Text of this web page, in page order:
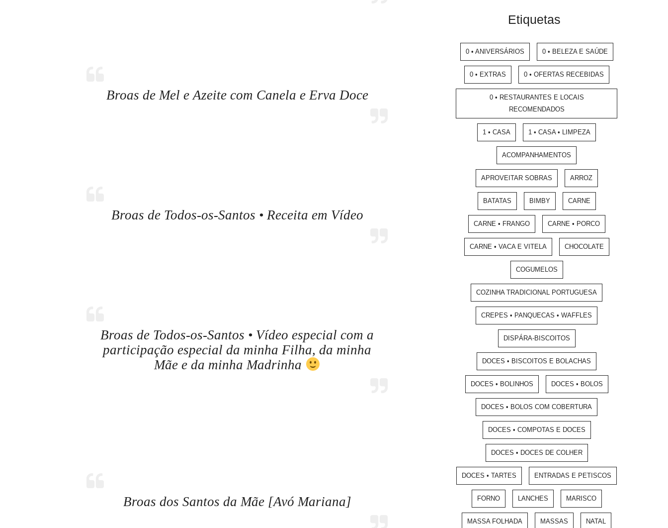
Broas de Mel e Azeite com Canela e Erva Doce
Broas de Todos-os-Santos • Receita em Vídeo
Broas de Todos-os-Santos • Vídeo especial com a
participação especial da minha Filha, da minha
Mãe e da minha Madrinha
Broas dos Santos da Mãe [Avó Mariana]
Etiquetas
0 • ANIVERSÁRIOS 0 • BELEZA E SAÚDE
0 • EXTRAS 0 • OFERTAS RECEBIDAS
0 • RESTAURANTES E LOCAIS
RECOMENDADOS
1 • CASA 1 • CASA • LIMPEZA
ACOMPANHAMENTOS
APROVEITAR SOBRAS ARROZ
BATATAS BIMBY CARNE
CARNE • FRANGO CARNE • PORCO
CARNE • VACA E VITELA CHOCOLATE
COGUMELOS
COZINHA TRADICIONAL PORTUGUESA
CREPES • PANQUECAS • WAFFLES
DISPÁRA-BISCOITOS
DOCES • BISCOITOS E BOLACHAS
DOCES • BOLINHOS DOCES • BOLOS
DOCES • BOLOS COM COBERTURA
DOCES • COMPOTAS E DOCES
DOCES • DOCES DE COLHER
DOCES • TARTES ENTRADAS E PETISCOS
FORNO LANCHES MARISCO
MASSA FOLHADA MASSAS NATAL